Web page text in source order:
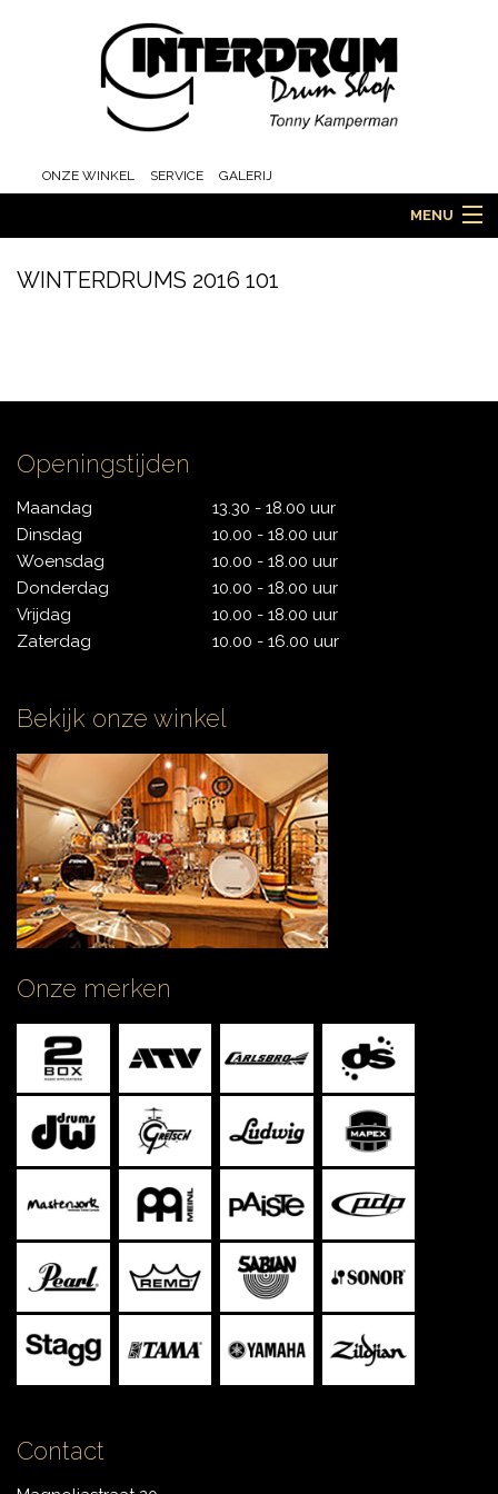
ONZE WINKEL SERVICE GALERIJ
MENU
DRUMS
CYMBALS
ACCESSOIRES
ONLINE SALE
DRUMSCHOOL
CONTACT
WINTERDRUMS 2016 101
Openingstijden
Maandag
Dinsdag
Woensdag
Donderdag
Vrijdag
Zaterdag
13.30 - 18.00 uur
10.00 - 18.00 uur
10.00 - 18.00 uur
10.00 - 18.00 uur
10.00 - 18.00 uur
10.00 - 16.00 uur
Bekijk onze winkel
Onze merken
Contact